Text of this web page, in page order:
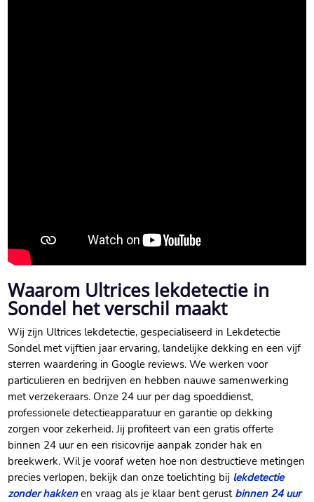
Waarom Ultrices lekdetectie in
Sondel het verschil maakt
Wij zijn Ultrices lekdetectie, gespecialiseerd in Lekdetectie
Sondel met vijftien jaar ervaring, landelijke dekking en een vijf
sterren waardering in Google reviews. We werken voor
particulieren en bedrijven en hebben nauwe samenwerking
met verzekeraars. Onze 24 uur per dag spoeddienst,
professionele detectieapparatuur en garantie op dekking
zorgen voor zekerheid. Jij profiteert van een gratis offerte
binnen 24 uur en een risicovrije aanpak zonder hak en
breekwerk. Wil je vooraf weten hoe non destructieve metingen
precies verlopen, bekijk dan onze toelichting bij lekdetectie
zonder hakkenen vraag als je klaar bent gerust binnen 24 uur